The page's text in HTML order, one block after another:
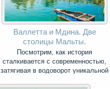
Валлетта и Мдина. Две
столицы Мальты.
Посмотрим, как история
сталкивается с современностью,
затягивая в водоворот уникальной